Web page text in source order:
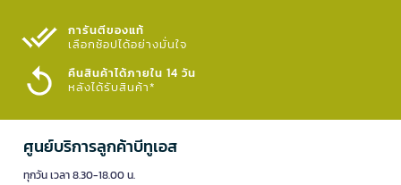
การันตีของแท้
เลือกช้อปได้อย่างมั่นใจ​
คืนสินค้าได้ภายใน 14 วัน
หลังได้รับสินค้า*
ศูนย์บริการลูกค้าบีทูเอส
ทุกวัน เวลา 8.30-18.00 น.